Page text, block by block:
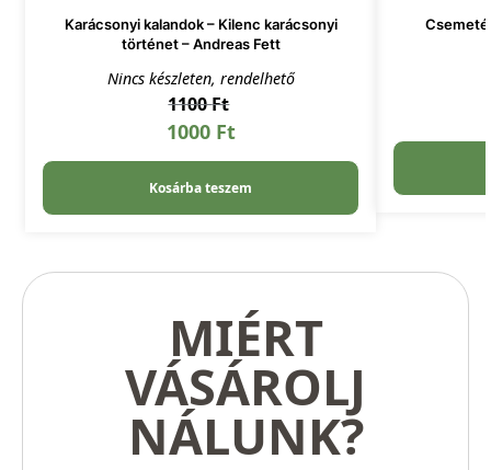
Karácsonyi kalandok – Kilenc karácsonyi
történet – Andreas Fett
Nincs készleten, rendelhető
1100Ft
1000 Ft
Kosárba teszem
MIÉRT
VÁSÁROLJ
NÁLUNK?